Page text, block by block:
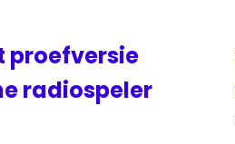
proefversie
radiospeler